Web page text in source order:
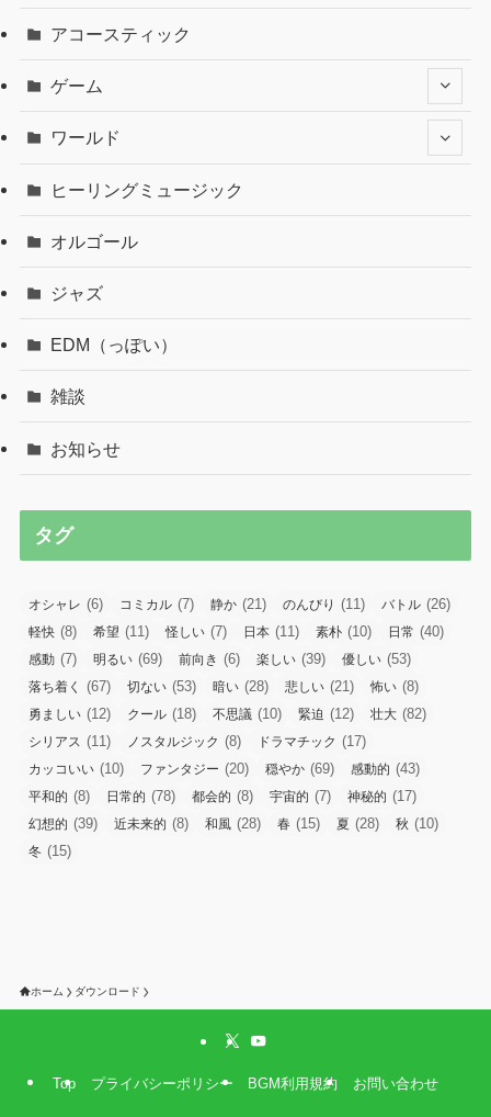
アコースティック
ゲーム
ワールド
ヒーリングミュージック
オルゴール
ジャズ
EDM（っぽい）
雑談
お知らせ
タグ
オシャレ (6) コミカル (7) 静か (21) のんびり (11) バトル (26)
軽快 (8) 希望 (11) 怪しい (7) 日本 (11) 素朴 (10) 日常 (40)
感動 (7) 明るい (69) 前向き (6) 楽しい (39) 優しい (53)
落ち着く (67) 切ない (53) 暗い (28) 悲しい (21) 怖い (8)
勇ましい (12) クール (18) 不思議 (10) 緊迫 (12) 壮大 (82)
シリアス (11) ノスタルジック (8) ドラマチック (17)
カッコいい (10) ファンタジー (20) 穏やか (69) 感動的 (43)
平和的 (8) 日常的 (78) 都会的 (8) 宇宙的 (7) 神秘的 (17)
幻想的 (39) 近未来的 (8) 和風 (28) 春 (15) 夏 (28) 秋 (10)
冬 (15)
ホーム ダウンロード
Top プライバシーポリシー BGM利用規約 お問い合わせ